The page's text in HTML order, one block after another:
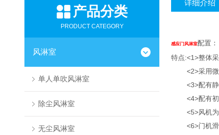
产品分类
PRODUCT CATEGORY
风淋室
单人单吹风淋室
除尘风淋室
无尘风淋室
详细介绍
感应门风淋室配置：
特点:<1>整体
<2>采用微
<3>配有静
<4>配有初
<5>风机为空
<6>门机滑